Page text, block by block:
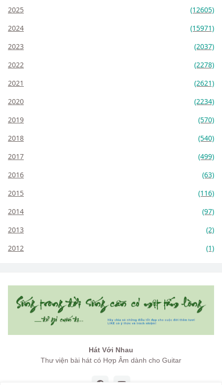
2025
(12605)
2024
(15971)
2023
(2037)
2022
(2278)
2021
(2621)
2020
(2234)
2019
(570)
2018
(540)
2017
(499)
2016
(63)
2015
(116)
2014
(97)
2013
(2)
2012
(1)
Hát Với Nhau
Thư viện bài hát có Hợp Âm dành cho Guitar